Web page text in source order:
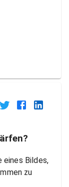
eines Bildes,
zu